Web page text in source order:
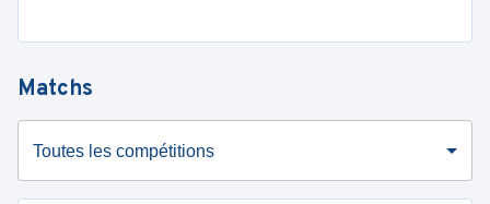
Matchs
Toutes les compétitions